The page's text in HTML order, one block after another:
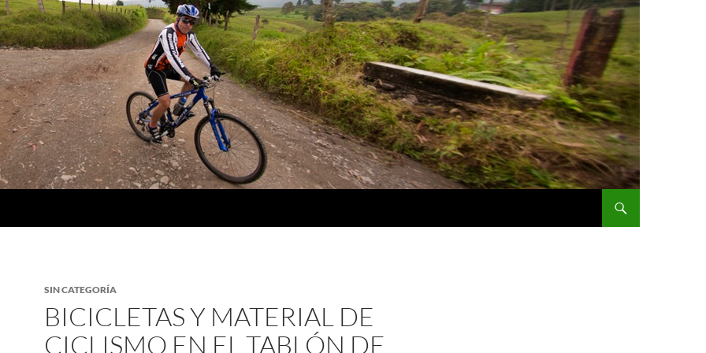
SIN CATEGORÍA
BICICLETAS Y MATERIAL DE
CICLISMO EN EL TABLÓN DE